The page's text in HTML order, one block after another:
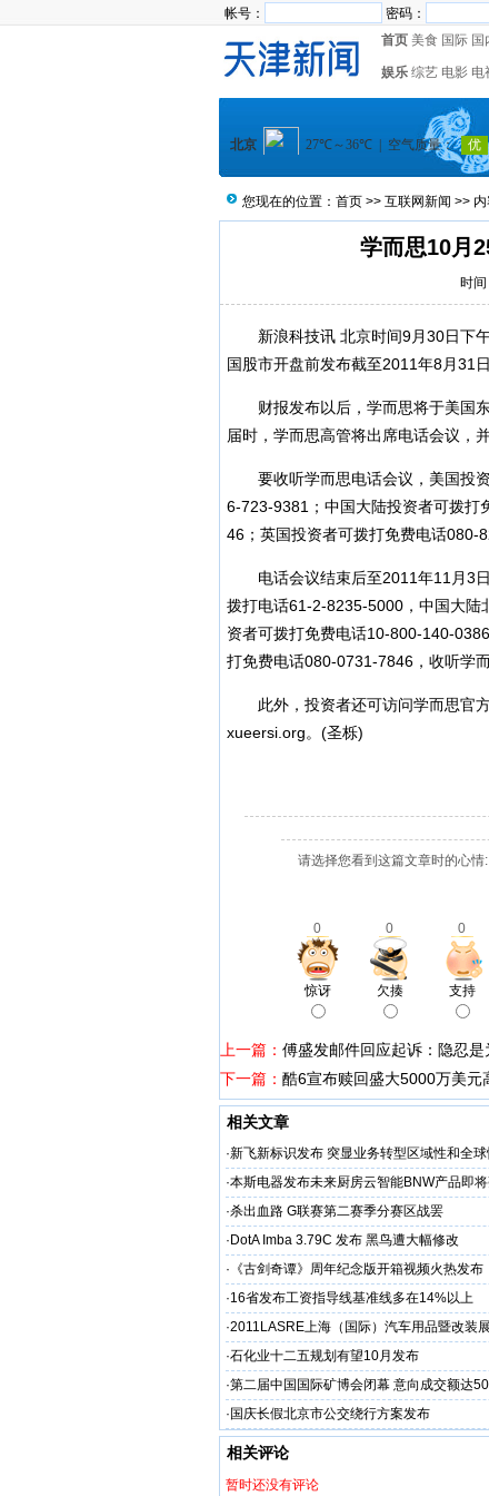
帐号： 密码：
首页 美食 国际 国
娱乐 综艺 电影 电
您现在的位置： 首页 >> 互联网新闻 >>
学而思10月
时
新浪科技讯 北京时间9月30日下午
国股市开盘前发布截至2011年8月31
财报发布以后，学而思将于美国东
届时，学而思高管将出席电话会议，
要收听学而思电话会议，美国投资
6-723-9381；中国大陆投资者可拨打
46；英国投资者可拨打免费电话080-
电话会议结束后至2011年11月3日
拨打电话61-2-8235-5000，中国大
资者可拨打免费电话10-800-140-
打免费电话080-0731-7846，收听学
此外，投资者还可访问学而思官方
xueersi.org。(圣栎)
请选择您看到这篇文章时的心情
0 0 0
惊讶 欠揍 支持
上一篇： 傅盛发邮件回应起诉：隐忍是
下一篇： 酷6宣布赎回盛大5000万美元
相关文章
·新飞新标识发布 突显业务转型区域性和全
·本斯电器发布未来厨房云智能BNW产品即
·杀出血路 G联赛第二赛季分赛区战罢
· DotA Imba 3.79C 发布 黑鸟遭大幅修改
· 《古剑奇谭》周年纪念版开箱视频火热发布
·16省发布工资指导线基准线多在14%以上
·2011LASRE上海（国际）汽车用品暨改装
布会暨答谢晚宴隆重举行
·石化业十二五规划有望10月发布
·第二届中国国际矿博会闭幕 意向成交额达
· 国庆长假北京市公交绕行方案发布
相关评论
暂时还没有评论